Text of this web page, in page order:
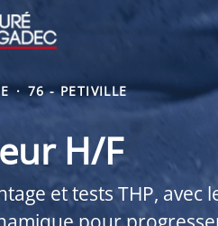
· 76 - PETIVILLE
H/F
et tests THP, avec